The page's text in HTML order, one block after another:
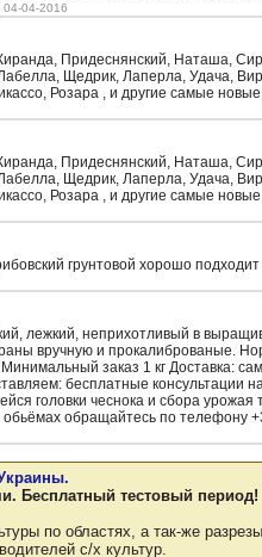
04-04-2016
Киранда, Придеснянский, Наташа,
Щедрик, Лаперла, Удача,
Розара , и другие самые
Киранда, Придеснянский, Наташа,
Щедрик, Лаперла, Удача,
Розара , и другие самые
грунтовой хорошо
лежкий, неприхотливый в
вручную и прокалиброваные.
заказ 1 кг Доставка:
бесплатные консультации
головки чеснока и сбора урожая
обращайтесь по телефону
Бесплатный тестовый период!
по областях, а так-же
с/х культур.